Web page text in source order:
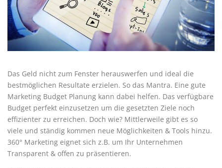
Das Geld nicht zum Fenster herauswerfen und ideal die
bestmöglichen Resultate erzielen. So das Mantra. Eine gute
Marketing Budget Planung kann dabei helfen. Das verfügbare
Budget perfekt einzusetzen um die gesetzten Ziele noch
effizienter zu erreichen. Doch wie? Mittlerweile gibt es so
viele und ständig kommen neue Möglichkeiten & Tools hinzu.
360° Marketing eignet sich z.B. um Ihr Unternehmen
Transparent & offen zu präsentieren.